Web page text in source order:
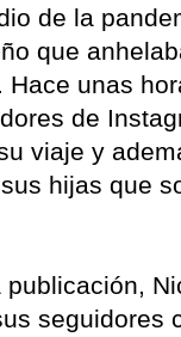
de la
que
Hace unas
de
viaje y
hijas que
publicación,
seguidores